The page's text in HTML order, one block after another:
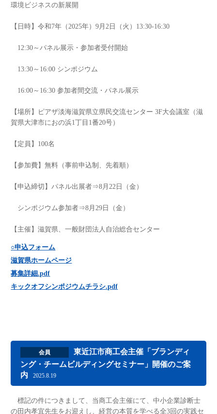
環境ビジネスの新展開
【日時】令和7年（2025年）9月2日（火）13:30-16:30
12:30～パネル展示・参加者受付開始
13:30～16:00 シンポジウム
16:00～16:30 参加者間交流・パネル展示
【場所】ピアザ淡海滋賀県立県民交流センター 3F大会議室（滋
賀県大津市におの浜1丁目1番20号）
【定員】100名
【参加費】無料（事前申込制、先着順）
【申込締切】パネル出展者⇒8月22日（金）
シンポジウム参加者⇒8月29日（金）
【主催】滋賀県、一般財団法人自治総合センター
○申込フォーム
滋賀県ホームページ
募集詳細.pdf
キックオフシンポジウムチラシ.pdf
会員
東近江市商工会主催「ブランディ
ング・チームビルディングセミナー」開催のご案
内
2025.8.19
標記の件につきまして、当商工会主催にて、中小企業診断士
の田内孝宜先生をお迎えし、経営の本質を学べる全3回の実践セ